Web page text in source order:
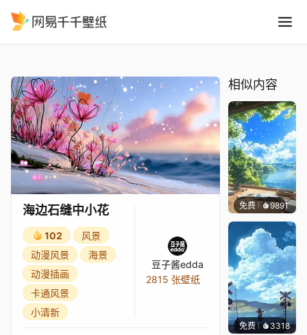
海边石缝中小花
102
风景
动漫风景
海景
动漫插画
卡通风景
小清新
豆子酱edda
2815 张壁纸
相似内容
免费 9891叮叮
免费 3318星梦